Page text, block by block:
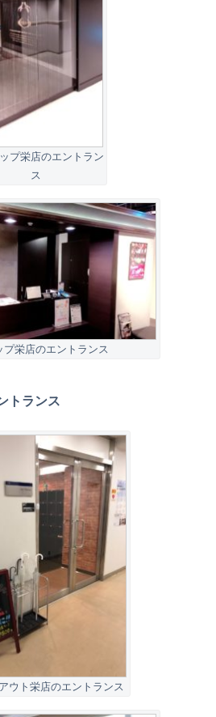
プ栄店のエントラン
ス
プ栄店のエントランス
トランス
ウト栄店のエントランス